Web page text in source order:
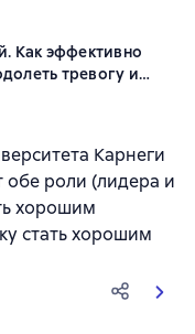
Как эффективно
тревогу и
лидером
1 оценок
Карнеги
роли (лидера и
хорошим
стать хорошим